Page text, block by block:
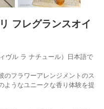
フレグランスオイ
ヴル ラ ナチュール）日本語で
のフラワーアレンジメントのス
ようなユニークな香り体験を提